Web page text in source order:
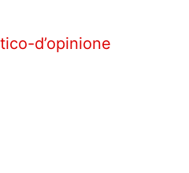
d’opinione